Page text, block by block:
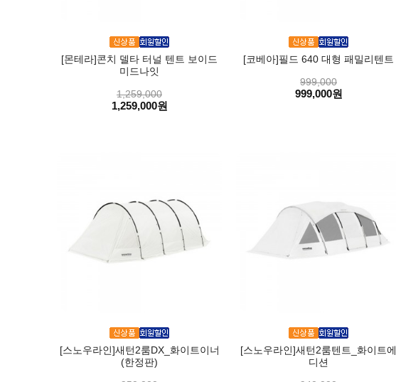
[몬테라]콘치 델타 터널 텐트 보이드
미드나잇
1,259,000
1,259,000원
[코베아]필드 640 대형 패밀리텐트
999,000
999,000원
[스노우라인]새턴2룸DX_화이트이너
(한정판)
[스노우라인]새턴2룸텐트_화이트에
디션